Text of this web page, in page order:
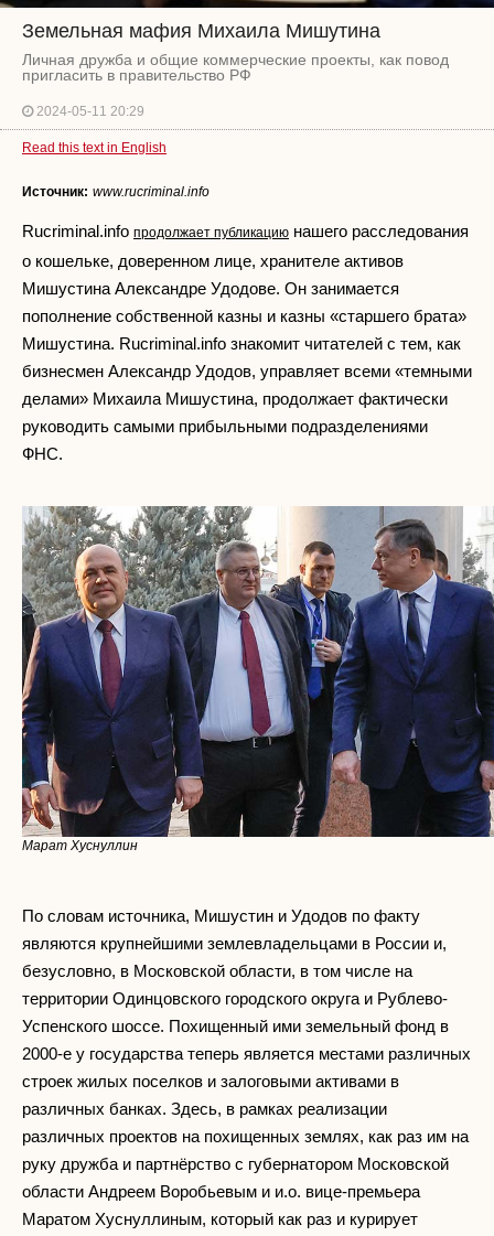
Земельная мафия Михаила Мишутина
Личная дружба и общие коммерческие проекты, как повод
пригласить в правительство РФ
2024-05-11 20:29
Read this text in English
Источник: www.rucriminal.info
Rucriminal.info продолжает публикацию нашего расследования
о кошельке, доверенном лице, хранителе активов
Мишустина Александре Удодове. Он занимается
пополнение собственной казны и казны «старшего брата»
Мишустина. Rucriminal.info знакомит читателей с тем, как
бизнесмен Александр Удодов, управляет всеми «темными
делами» Михаила Мишустина, продолжает фактически
руководить самыми прибыльными подразделениями
ФНС.
Марат Хуснуллин
По словам источника, Мишустин и Удодов по факту
являются крупнейшими землевладельцами в России и,
безусловно, в Московской области, в том числе на
территории Одинцовского городского округа и Рублево-
Успенского шоссе. Похищенный ими земельный фонд в
2000-е у государства теперь является местами различных
строек жилых поселков и залоговыми активами в
различных банках. Здесь, в рамках реализации
различных проектов на похищенных землях, как раз им на
руку дружба и партнёрство с губернатором Московской
области Андреем Воробьевым и и.о. вице-премьера
Маратом Хуснуллиным, который как раз и курирует